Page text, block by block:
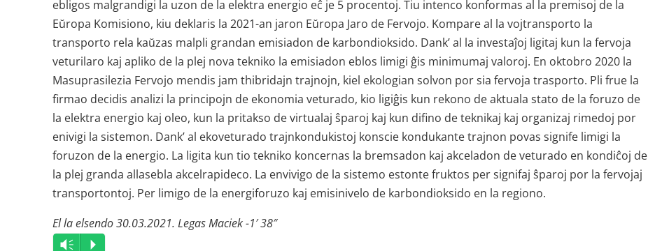
ebligos malgrandigi la uzon de la elektra energio eĉ je 5 procentoj. Tiu intenco konformas al la premisoj de la
Eŭropa Komisiono, kiu deklaris la 2021-an jaron Eŭropa Jaro de Fervojo. Kompare al la vojtransporto la
transporto rela kaŭzas malpli grandan emisiadon de karbondioksido. Dank’ al la investaĵoj ligitaj kun la fervoja
veturilaro kaj apliko de la plej nova tekniko la emisiadon eblos limigi ĝis minimumaj valoroj. En oktobro 2020 la
Masuprasilezia Fervojo mendis jam thibridajn trajnojn, kiel ekologian solvon por sia fervoja trasporto. Pli frue la
firmao decidis analizi la principojn de ekonomia veturado, kio ligiĝis kun rekono de aktuala stato de la foruzo de
la elektra energio kaj oleo, kun la pritakso de virtualaj ŝparoj kaj kun difino de teknikaj kaj organizaj rimedoj por
enivigi la sistemon. Dank’ al ekoveturado trajnkondukistoj konscie kondukante trajnon povas signife limigi la
foruzon de la energio. La ligita kun tio tekniko koncernas la bremsadon kaj akceladon de veturado en kondiĉoj de
la plej granda allasebla akcelrapideco. La envivigo de la sistemo estonte fruktos per signifaj ŝparoj por la fervojaj
transportontoj. Per limigo de la energiforuzo kaj emisinivelo de karbondioksido en la regiono.
El la elsendo 30.03.2021. Legas Maciek -1′ 38″
Audio
Vm P